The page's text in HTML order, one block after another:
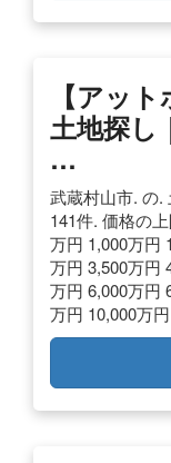
【アッ
土地探し
…
武蔵村山市. の.
141件. 価格の
万円 1,000万円
万円 3,500万円
万円 6,000万円
万円 10,000万